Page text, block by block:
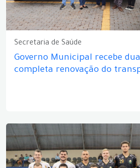
Secretaria de Saúde
Governo Municipal recebe
completa renovação do